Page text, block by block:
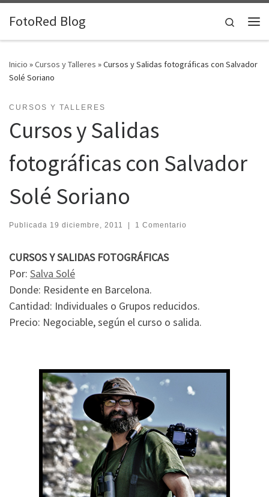
Saltar al contenido
FotoRed Blog
Search
Inicio »Cursos y Talleres »Cursos y Salidas fotográficas con Salvador
Solé Soriano
CURSOS Y TALLERES
Cursos y Salidas
fotográficas con Salvador
Solé Soriano
Publicada 19 diciembre, 2011 | 1 Comentario
CURSOS Y SALIDAS FOTOGRÁFICAS
Por: Salva Solé
Donde: Residente en Barcelona.
Cantidad: Individuales o Grupos reducidos.
Precio: Negociable, según el curso o salida.